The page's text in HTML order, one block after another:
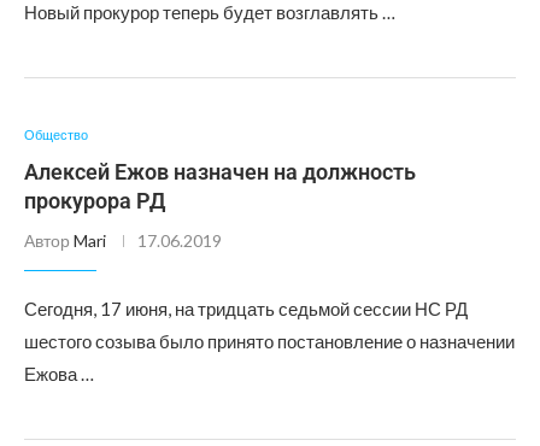
Новый прокурор теперь будет возглавлять …
Общество
Алексей Ежов назначен на должность
прокурора РД
Автор Mari 17.06.2019
Сегодня, 17 июня, на тридцать седьмой сессии НС РД
шестого созыва было принято постановление о назначении
Ежова …